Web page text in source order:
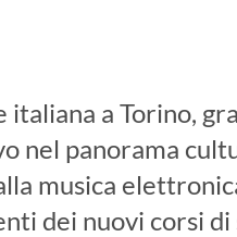
italiana a Torino,
nel panorama
musica
dei nuovi corsi